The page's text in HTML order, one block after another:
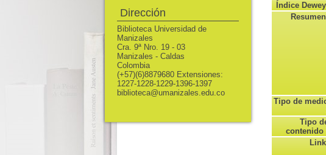
Índice
Tipo de
Tipo
contenido
Dirección
Biblioteca Universidad de
Manizales
Cra. 9ª Nro. 19 - 03
Manizales - Caldas
Colombia
(+57)(6)8879680 Extensiones:
1227-1228-1229-1396-1397
biblioteca@umanizales.edu.co